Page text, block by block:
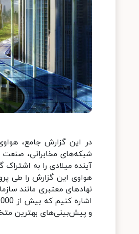
در این گزارش جامع،
آینده میلادی را به
هواوی این گزارش را طی
نهادهای معتبری مانند
و پیش‌بینی‌های بهترین